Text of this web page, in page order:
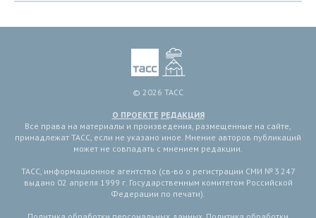
© 2026 ТАСС
О ПРОЕКТЕ РЕДАКЦИЯ
Все права на материалы и произведения, размещенные на сайте,
принадлежат ТАСС, если не указано иное. Мнение авторов публикаций
может не совпадать с мнением редакции.
ТАСС, информационное агентство (св-во о регистрации СМИ № 3 247
выдано 02 апреля 1999 г. Государственным комитетом Российской
Федерации по печати).